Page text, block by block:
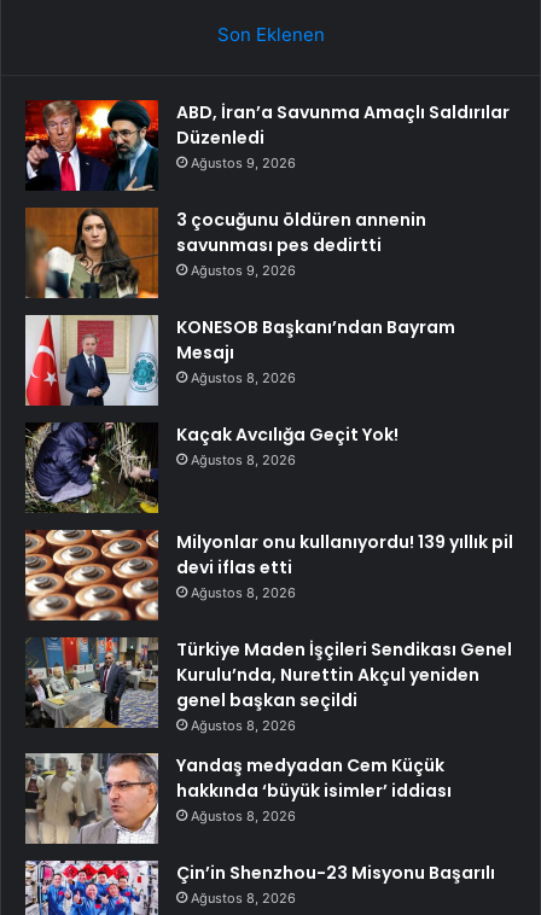
Son Eklenen
ABD, İran’a Savunma Amaçlı Saldırılar
Düzenledi
Ağustos 9, 2026
3 çocuğunu öldüren annenin
savunması pes dedirtti
Ağustos 9, 2026
KONESOB Başkanı’ndan Bayram
Mesajı
Ağustos 8, 2026
Kaçak Avcılığa Geçit Yok!
Ağustos 8, 2026
Milyonlar onu kullanıyordu! 139 yıllık pil
devi iflas etti
Ağustos 8, 2026
Türkiye Maden İşçileri Sendikası Genel
Kurulu’nda, Nurettin Akçul yeniden
genel başkan seçildi
Ağustos 8, 2026
Yandaş medyadan Cem Küçük
hakkında ‘büyük isimler’ iddiası
Ağustos 8, 2026
Çin’in Shenzhou-23 Misyonu Başarılı
Ağustos 8, 2026